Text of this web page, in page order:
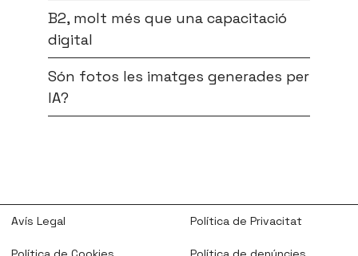
B2, molt més que una capacitació
digital
Són fotos les imatges generades per
IA?
Avís Legal Política de Privacitat